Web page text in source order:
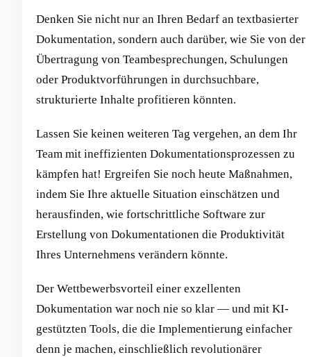
Denken Sie nicht nur an Ihren Bedarf an textbasierter
Dokumentation, sondern auch darüber, wie Sie von der
Übertragung von Teambesprechungen, Schulungen
oder Produktvorführungen in durchsuchbare,
strukturierte Inhalte profitieren könnten.
Lassen Sie keinen weiteren Tag vergehen, an dem Ihr
Team mit ineffizienten Dokumentationsprozessen zu
kämpfen hat! Ergreifen Sie noch heute Maßnahmen,
indem Sie Ihre aktuelle Situation einschätzen und
herausfinden, wie fortschrittliche Software zur
Erstellung von Dokumentationen die Produktivität
Ihres Unternehmens verändern könnte.
Der Wettbewerbsvorteil einer exzellenten
Dokumentation war noch nie so klar — und mit KI-
gestützten Tools, die die Implementierung einfacher
denn je machen, einschließlich revolutionärer